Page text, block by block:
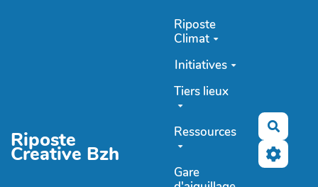
Riposte
Creative Bzh
Riposte
Climat
Initiatives
Tiers lieux
Ressources
Gare